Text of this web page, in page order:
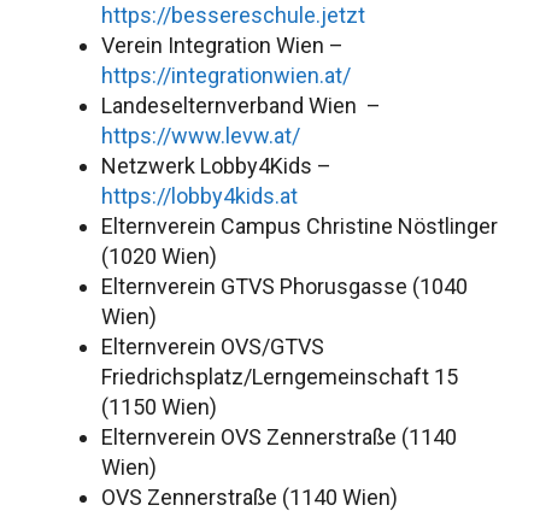
https://bessereschule.jetzt
Verein Integration Wien –
https://integrationwien.at/
Landeselternverband Wien –
https://www.levw.at/
Netzwerk Lobby4Kids –
https://lobby4kids.at
Elternverein Campus Christine Nöstlinger
(1020 Wien)
Elternverein GTVS Phorusgasse (1040
Wien)
Elternverein OVS/GTVS
Friedrichsplatz/Lerngemeinschaft 15
(1150 Wien)
Elternverein OVS Zennerstraße (1140
Wien)
OVS Zennerstraße (1140 Wien)